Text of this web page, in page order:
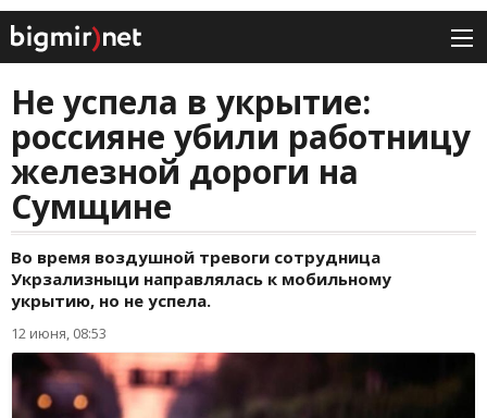
Не успела в укрытие:
россияне убили работницу
железной дороги на
Сумщине
Во время воздушной тревоги сотрудница
Укрзализныци направлялась к мобильному
укрытию, но не успела.
12 июня, 08:53